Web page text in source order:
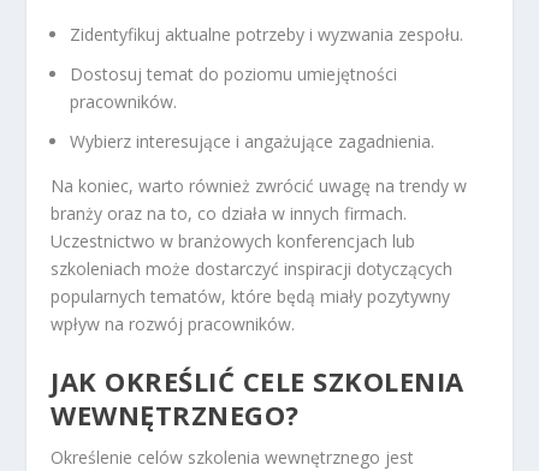
Zidentyfikuj aktualne potrzeby i wyzwania zespołu.
Dostosuj temat do poziomu umiejętności
pracowników.
Wybierz interesujące i angażujące zagadnienia.
Na koniec, warto również zwrócić uwagę na trendy w
branży oraz na to, co działa w innych firmach.
Uczestnictwo w branżowych konferencjach lub
szkoleniach może dostarczyć inspiracji dotyczących
popularnych tematów, które będą miały pozytywny
wpływ na rozwój pracowników.
JAK OKREŚLIĆ CELE SZKOLENIA
WEWNĘTRZNEGO?
Określenie celów szkolenia wewnętrznego jest